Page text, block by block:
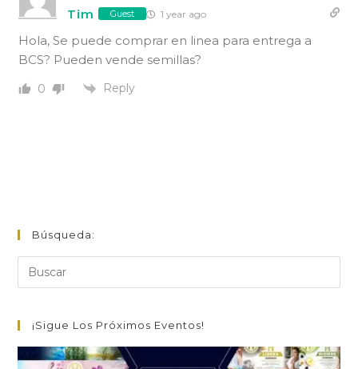
Tim Guest 1 year ago
Hola, Se puede comprar en linea para entrega a
BCS? Pueden vende semillas?
0 Reply
Búsqueda:
¡Sigue Los Próximos Eventos!